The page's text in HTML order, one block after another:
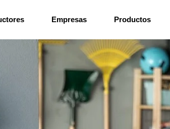
Empresas Productos